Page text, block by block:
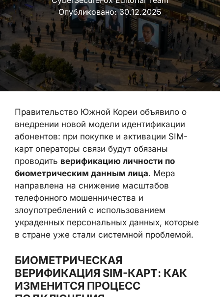
Правительство Южной Кореи объявило о
абонентов: при покупке и активации SIM-
карт операторы связи будут обязаны
проводить верификацию личности по
биометрическим данным лица. Мера
направлена на снижение масштабов
телефонного мошенничества и
злоупотреблений с использованием
украденных персональных данных,
которые в стране уже стали системной
проблемой.
ВЕРИФИКАЦИЯ SIM-КАРТ: КАК
ИЗМЕНИТСЯ ПРОЦЕСС
ПОДКЛЮЧЕНИЯ